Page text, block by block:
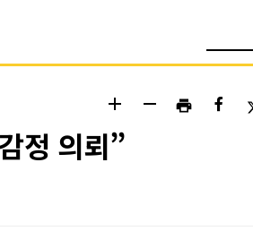
add remove print
정 의뢰”